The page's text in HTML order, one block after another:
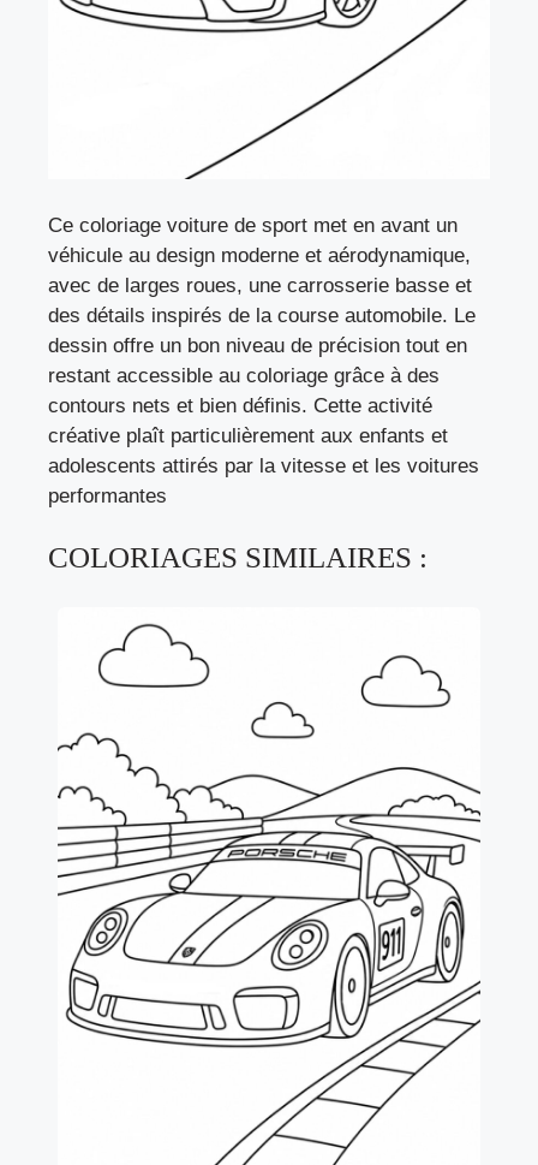
Ce coloriage voiture de sport met en avant un
véhicule au design moderne et aérodynamique,
avec de larges roues, une carrosserie basse et
des détails inspirés de la course automobile. Le
dessin offre un bon niveau de précision tout en
restant accessible au coloriage grâce à des
contours nets et bien définis. Cette activité
créative plaît particulièrement aux enfants et
adolescents attirés par la vitesse et les voitures
performantes
COLORIAGES SIMILAIRES :